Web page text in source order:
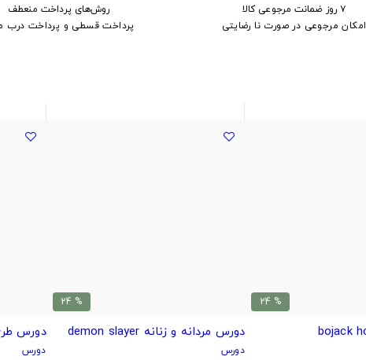
۷ روز ضمانت مرجوعی کالا
امکان مرجوعی در صورت نا رضایتی
روش‌های پرداخت منعطف
پرداخت قسطی و پرداخت درب
% 24
% 24
دورس مردانه و زنانه demon slayer
دورس
دورس
دورس